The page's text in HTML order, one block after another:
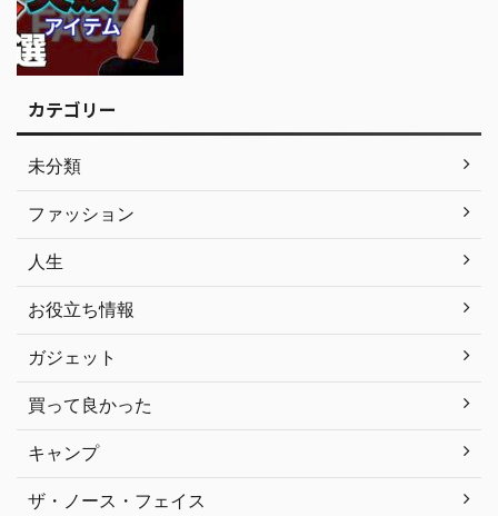
カテゴリー
未分類
ファッション
人生
お役立ち情報
ガジェット
買って良かった
キャンプ
ザ・ノース・フェイス